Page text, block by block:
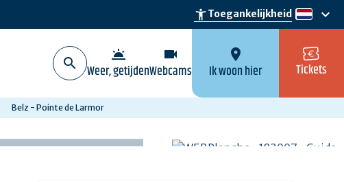
accessibility_newToegankelijkheid nl
keyboard_arrow_down
wb_twilight
Weer, getijden
videocam
Webcams
location_on
Ik woon hier Tickets
Belz - Pointe de Larmor